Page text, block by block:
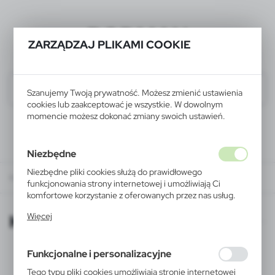
ZARZĄDZAJ PLIKAMI COOKIE
Szanujemy Twoją prywatność. Możesz zmienić ustawienia
cookies lub zaakceptować je wszystkie. W dowolnym
momencie możesz dokonać zmiany swoich ustawień.
Niezbędne
Niezbędne pliki cookies służą do prawidłowego
funkcjonowania strony internetowej i umożliwiają Ci
komfortowe korzystanie z oferowanych przez nas usług.
działania w celu m.in. dostosowania Twoich ustawień
korzystasz, może działać bez zakłóceń.
Więcej
Funkcjonalne i personalizacyjne
Tego typu pliki cookies umożliwiają stronie internetowej
BODMAN
KATALOGI ONLINE
KATALOGI ONLINE